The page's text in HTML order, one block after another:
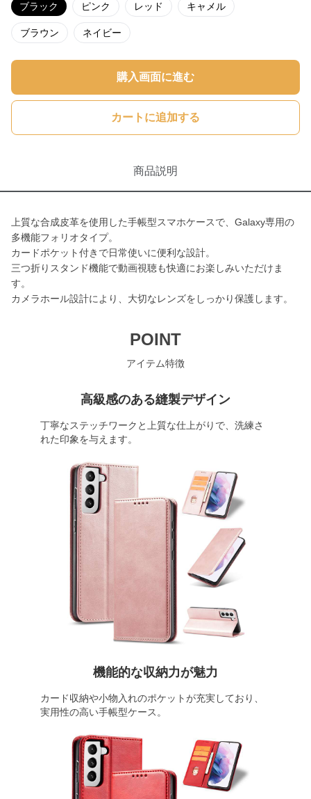
ブラック ピンク レッド キャメル
ブラウン ネイビー
購入画面に進む
カートに追加する
商品説明
上質な合成皮革を使用した手帳型スマホケースで、Galaxy専用の
多機能フォリオタイプ。
カードポケット付きで日常使いに便利な設計。
三つ折りスタンド機能で動画視聴も快適にお楽しみいただけま
す。
カメラホール設計により、大切なレンズをしっかり保護します。
POINT
アイテム特徴
高級感のある縫製デザイン
丁寧なステッチワークと上質な仕上がりで、洗練さ
れた印象を与えます。
機能的な収納力が魅力
カード収納や小物入れのポケットが充実しており、
実用性の高い手帳型ケース。